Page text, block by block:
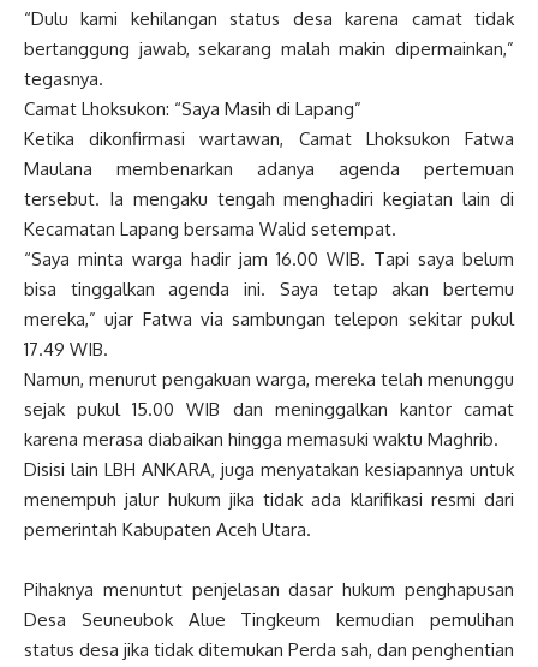
“Dulu kami kehilangan status desa karena camat tidak
bertanggung jawab, sekarang malah makin dipermainkan,”
tegasnya.
Camat Lhoksukon: “Saya Masih di Lapang”
Ketika dikonfirmasi wartawan, Camat Lhoksukon Fatwa
Maulana membenarkan adanya agenda pertemuan
tersebut. Ia mengaku tengah menghadiri kegiatan lain di
Kecamatan Lapang bersama Walid setempat.
“Saya minta warga hadir jam 16.00 WIB. Tapi saya belum
bisa tinggalkan agenda ini. Saya tetap akan bertemu
mereka,” ujar Fatwa via sambungan telepon sekitar pukul
17.49 WIB.
Namun, menurut pengakuan warga, mereka telah menunggu
sejak pukul 15.00 WIB dan meninggalkan kantor camat
karena merasa diabaikan hingga memasuki waktu Maghrib.
Disisi lain LBH ANKARA, juga menyatakan kesiapannya untuk
menempuh jalur hukum jika tidak ada klarifikasi resmi dari
pemerintah Kabupaten Aceh Utara.
Pihaknya menuntut penjelasan dasar hukum penghapusan
Desa Seuneubok Alue Tingkeum kemudian pemulihan
status desa jika tidak ditemukan Perda sah, dan penghentian